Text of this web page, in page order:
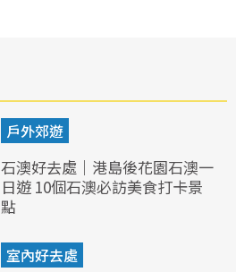
戶外郊遊
石澳好去處｜港島後花園石澳一
日遊 10個石澳必訪美食打卡景
點
室內好去處